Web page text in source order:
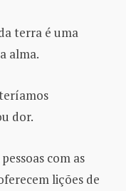
terra é uma
alma.
dor.
com as
lições de